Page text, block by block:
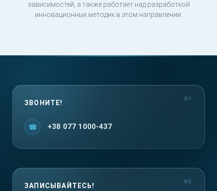
зависимостей, а также работает над разработкой
инновационных методик в этом направлении.
ЗВОНИТЕ!
+38 077 1000-437
ЗАПИСЫВАЙТЕСЬ!